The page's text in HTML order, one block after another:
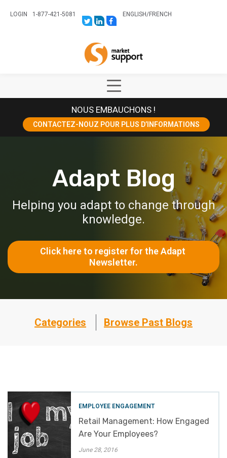
LOGIN
1-877-421-5081
LINK
TO:
LINK
TO:
TRK=BIZ-
COMPANIES-
CYM
LINK
TO:
ENGLISH/FRENCH
Show
Main
Menu
NOUS EMBAUCHONS !
CONTACTEZ-NOUZ POUR PLUS D’INFORMATIONS
Adapt Blog
Helping you adapt to change through
knowledge.
Click here to register for the Adapt
Newsletter.
Categories Browse Past Blogs
EMPLOYEE ENGAGEMENT
Retail Management: How Engaged
Are Your Employees?
June 28, 2016